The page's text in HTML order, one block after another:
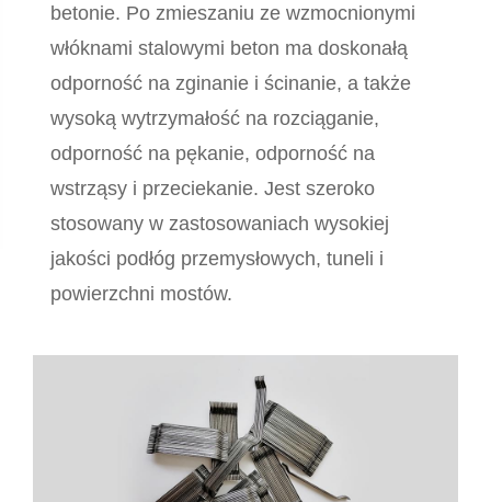
betonie. Po zmieszaniu ze wzmocnionymi
włóknami stalowymi beton ma doskonałą
odporność na zginanie i ścinanie, a także
wysoką wytrzymałość na rozciąganie,
odporność na pękanie, odporność na
wstrząsy i przeciekanie. Jest szeroko
stosowany w zastosowaniach wysokiej
jakości podłóg przemysłowych, tuneli i
powierzchni mostów.